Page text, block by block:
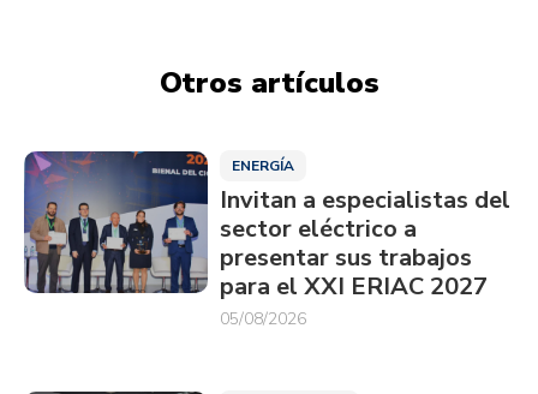
Otros artículos
ENERGÍA
Invitan a especialistas del
sector eléctrico a
presentar sus trabajos
para el XXI ERIAC 2027
05/08/2026